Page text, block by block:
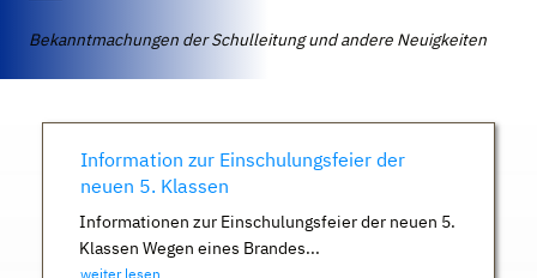
Bekanntmachungen der Schulleitung und andere Neuigkeiten
Information zur Einschulungsfeier der
neuen 5. Klassen
Informationen zur Einschulungsfeier der neuen 5.
Klassen Wegen eines Brandes...
weiter lesen